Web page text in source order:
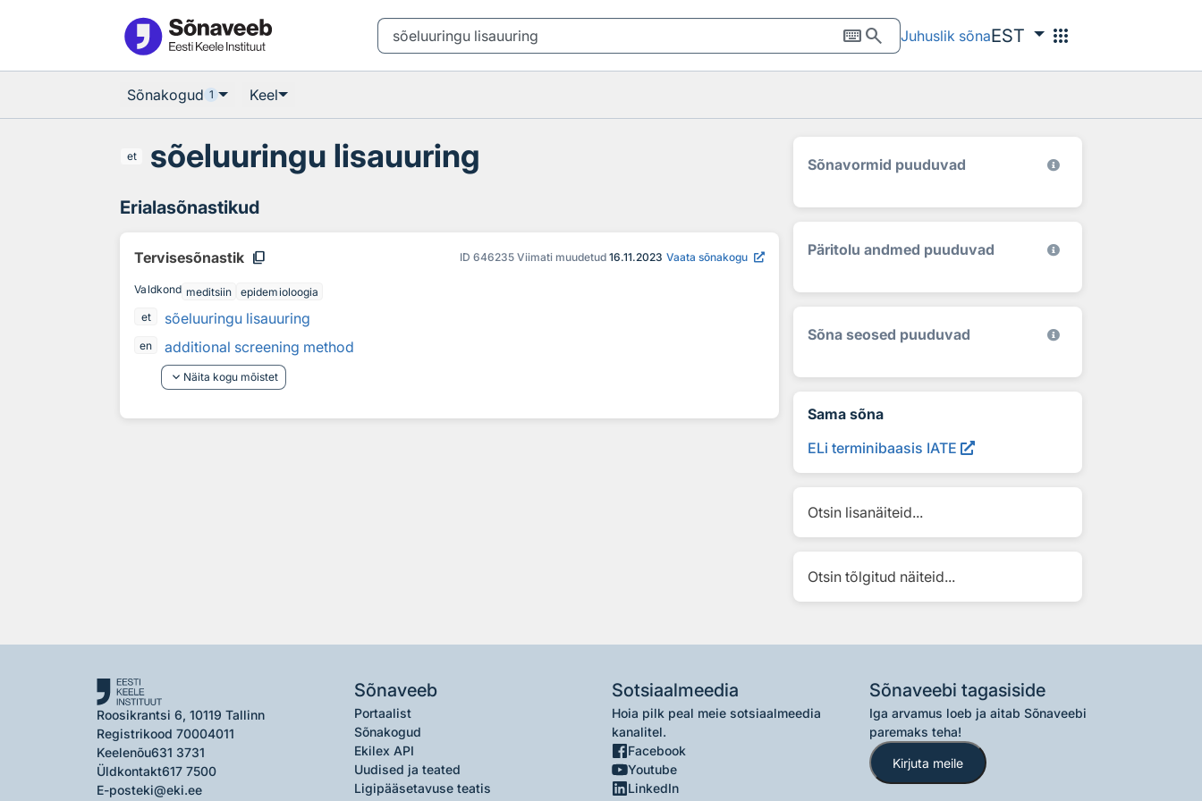
keyboardsearch Juhuslik sõnaEST apps
Sõnakogud 1 Keel
et sõeluuringu lisauuring
Erialasõnastikud
Tervisesõnastik content_copy ID 646235 Viimati muudetud 16.11.2023 Vaata sõnakogu
Valdkond meditsiin
epidemioloogia
et
sõeluuringu lisauuring
en
additional screening method
keyboard_arrow_down Näita kogu mõistet
Sõnavormid puuduvad
Päritolu andmed puuduvad
Sõna seosed puuduvad
Sama sõna
ELi terminibaasis IATE
Otsin lisanäiteid...
Otsin tõlgitud näiteid...
Roosikrantsi 6, 10119 Tallinn
Registrikood 70004011
Keelenõu631 3731
Üldkontakt617 7500
E-posteki@eki.ee
Sõnaveeb
Portaalist
Sõnakogud
Ekilex API
Uudised ja teated
Ligipääsetavuse teatis
Sotsiaalmeedia
Hoia pilk peal meie sotsiaalmeedia
kanalitel.
Facebook
Youtube
LinkedIn
Sõnaveebi tagasiside
Iga arvamus loeb ja aitab Sõnaveebi
paremaks teha!
Kirjuta meile